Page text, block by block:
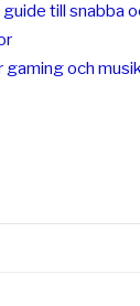
till snabba
gaming och